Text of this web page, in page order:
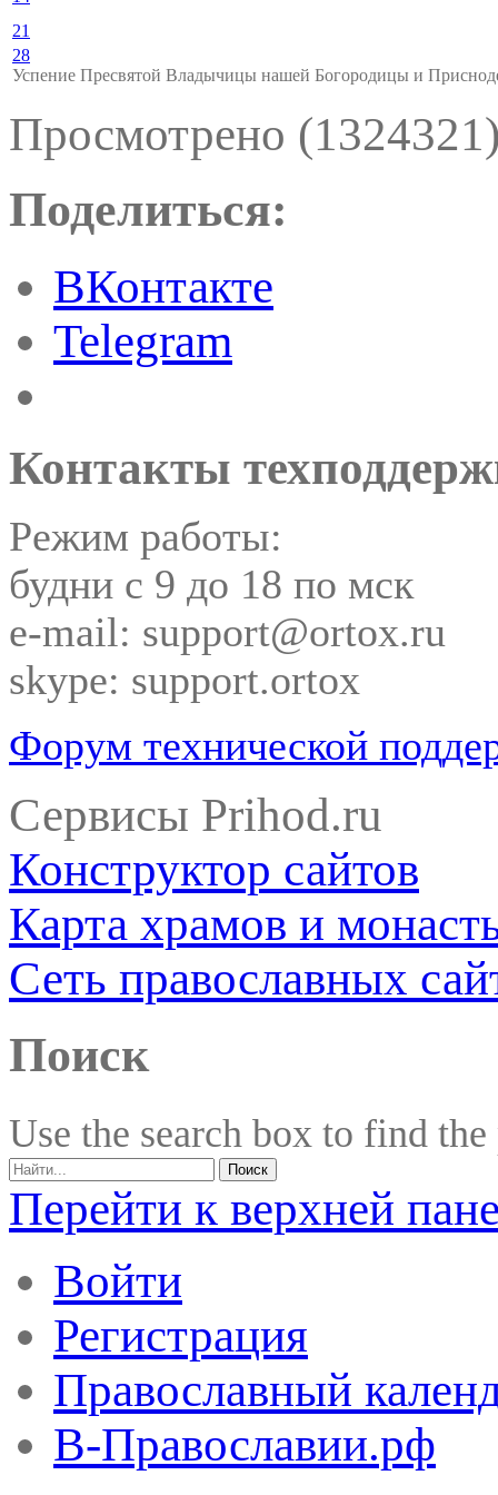
21
28
Успение Пресвятой Владычицы нашей Богородицы и
Просмотрено
Поделиться:
ВКонтакте
Telegram
Контакты
Режим работы:
будни с 9 до 18 по мск
e-mail: support@ortox.ru
skype: support.ortox
Форум технической
Сервисы Prihod.ru
Конструктор сайтов
Карта храмов и
Сеть православных
Поиск
Use the search box to find
Перейти к верхней
Войти
Регистрация
Православный
В-Православии.рф